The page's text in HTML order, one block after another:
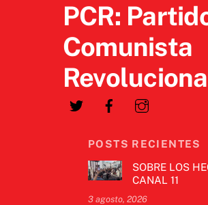
PCR:
Comunista
POSTS RECIENTES
SOBRE LOS
CANAL 11
3 agosto, 2026